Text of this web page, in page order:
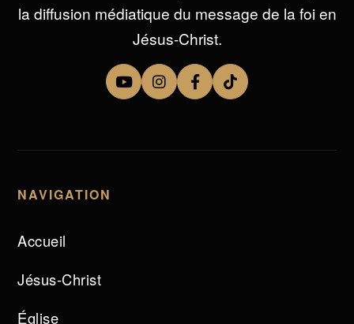
la diffusion médiatique du message de la foi en
Jésus-Christ.
NAVIGATION
Accueil
Jésus-Christ
Église